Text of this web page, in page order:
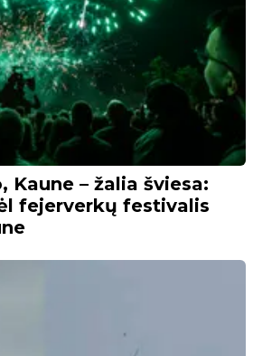
Kaune – žalia šviesa:
fejerverkų festivalis